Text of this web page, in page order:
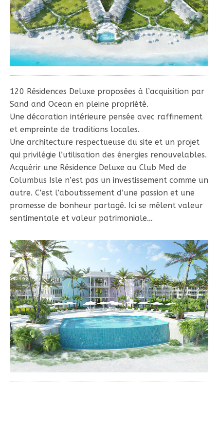
120 Résidences Deluxe proposées à l’acquisition par
Sand and Ocean en pleine propriété.
Une décoration intérieure pensée avec raffinement
et empreinte de traditions locales.
Une architecture respectueuse du site et un projet
qui privilégie l’utilisation des énergies renouvelables.
Acquérir une Résidence Deluxe au Club Med de
Columbus Isle n’est pas un investissement comme un
autre. C’est l’aboutissement d’une passion et une
promesse de bonheur partagé. Ici se mêlent valeur
sentimentale et valeur patrimoniale…